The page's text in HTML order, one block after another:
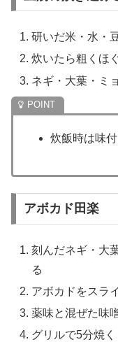
研いだ米・水・
炊いたら粗くほ
ネギ・大葉・ミ
炊飯時は味
アボカド田楽
刻んだネギ・大
る
アボカドをスラ
薬味と混ぜた味
グリルで5分焼く